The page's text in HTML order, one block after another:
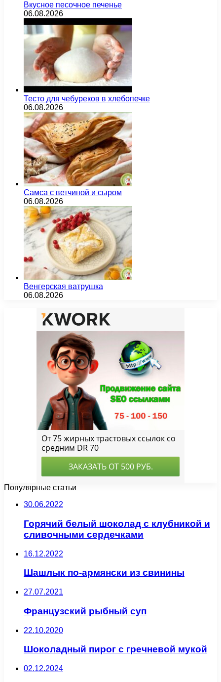
Вкусное песочное печенье
06.08.2026
Тесто для чебуреков в хлебопечке
06.08.2026
Самса с ветчиной и сыром
06.08.2026
Венгерская ватрушка
06.08.2026
Популярные статьи
30.06.2022
Горячий белый шоколад с клубникой и
сливочными сердечками
16.12.2022
Шашлык по-армянски из свинины
27.07.2021
Французский рыбный суп
22.10.2020
Шоколадный пирог с гречневой мукой
02.12.2024